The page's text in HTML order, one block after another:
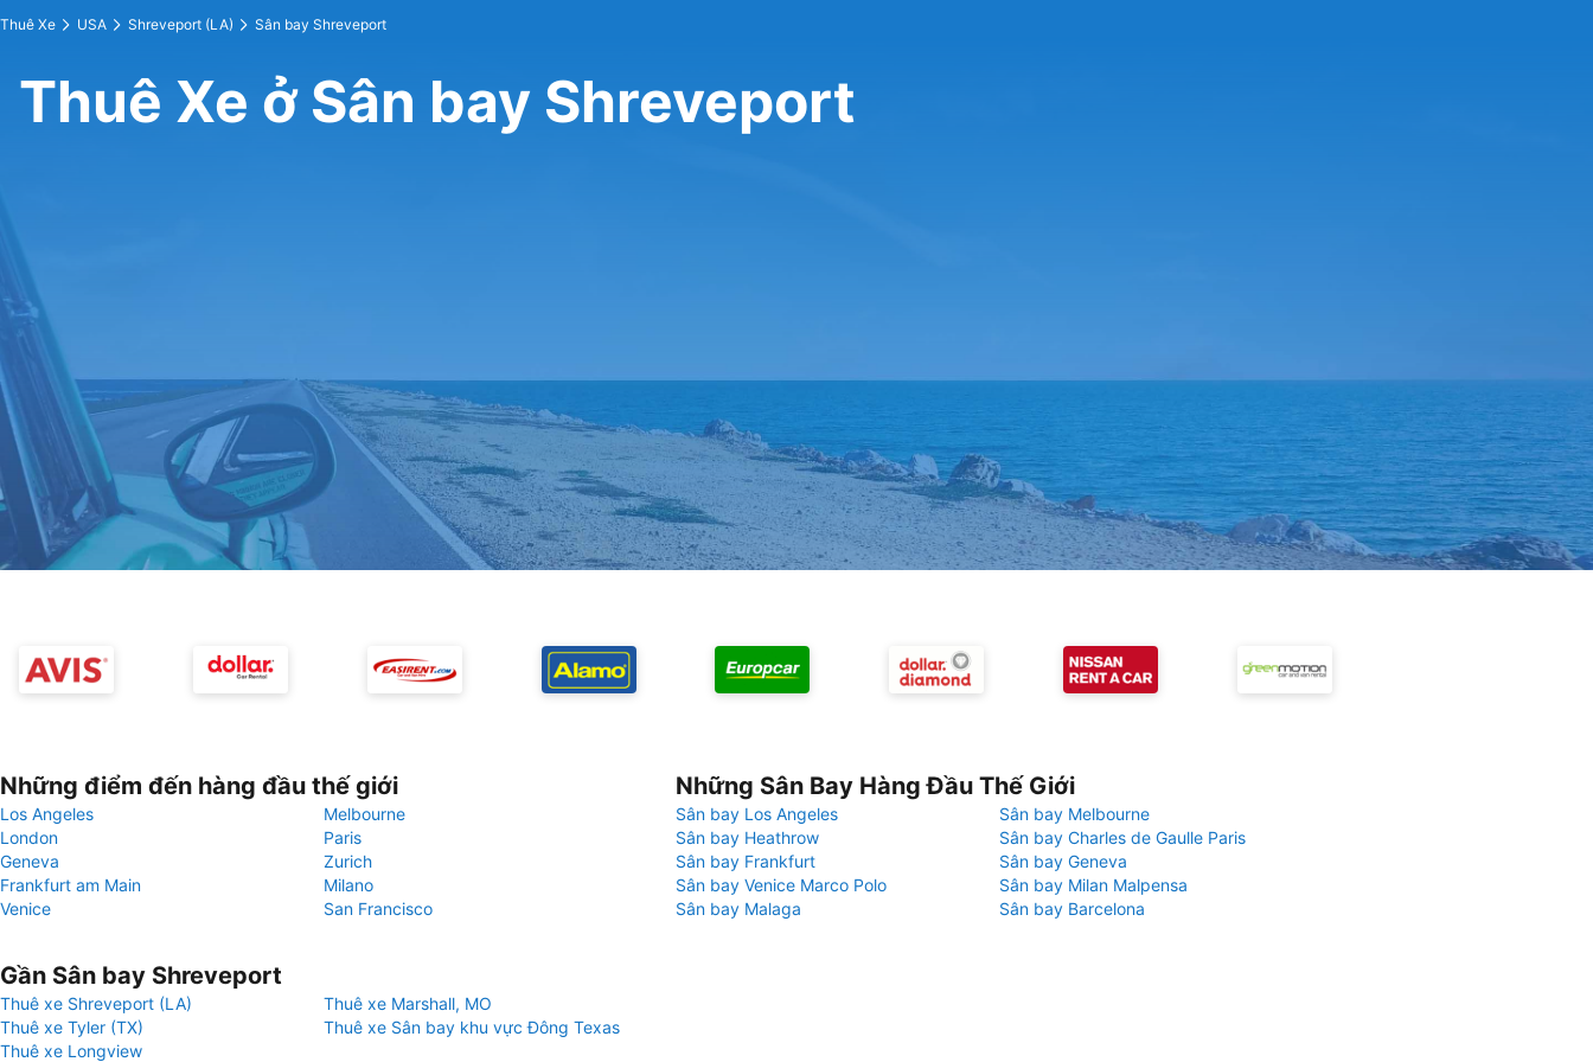
Thuê Xe USA Shreveport (LA) Sân bay Shreveport
Thuê Xe ở Sân bay Shreveport
Những điểm đến hàng đầu thế giới
Los Angeles
Melbourne
London
Paris
Geneva
Zurich
Frankfurt am Main
Milano
Venice
San Francisco
Những Sân Bay Hàng Đầu Thế Giới
Sân bay Los Angeles
Sân bay Melbourne
Sân bay Heathrow
Sân bay Charles de Gaulle Paris
Sân bay Frankfurt
Sân bay Geneva
Sân bay Venice Marco Polo
Sân bay Milan Malpensa
Sân bay Malaga
Sân bay Barcelona
Gần Sân bay Shreveport
Thuê xe Shreveport (LA)
Thuê xe Marshall, MO
Thuê xe Tyler (TX)
Thuê xe Sân bay khu vực Đông Texas
Thuê xe Longview